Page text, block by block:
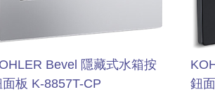
Bevel 隱藏式水箱按
面板 K-8857T-CP
鈕